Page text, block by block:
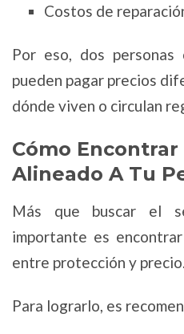
Costos de
Por eso, dos personas
pueden pagar precios
dónde viven o circulan
Cómo
Alineado A Tu
Más que buscar el
importante es
entre protección y precio.
Para lograrlo, es